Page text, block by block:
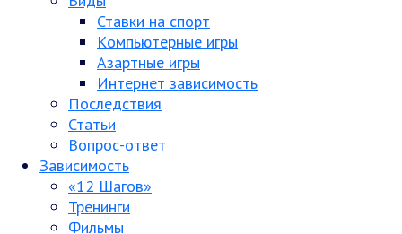
Ставки на спорт
Компьютерные игры
Азартные игры
Интернет зависимость
Последствия
Статьи
Вопрос-ответ
Зависимость
«12 Шагов»
Тренинги
Фильмы